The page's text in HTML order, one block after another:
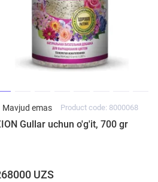
Mavjud emas Product code: 8000068
Gullar uchun o'g'it, 700 gr
UZS